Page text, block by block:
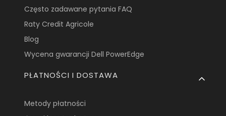
Często zadawane pytania FAQ
Raty Credit Agricole
Blog
Wycena gwarancji Dell PowerEdge
PŁATNOŚCI I DOSTAWA
Metody płatności